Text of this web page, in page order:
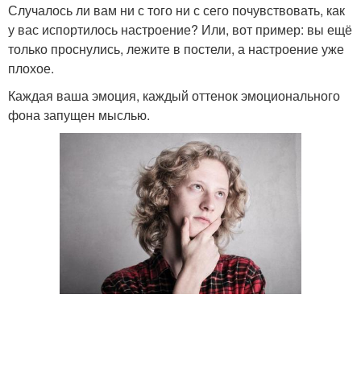
Случалось ли вам ни с того ни с сего почувствовать, как
у вас испортилось настроение? Или, вот пример: вы ещё
только проснулись, лежите в постели, а настроение уже
плохое.
Каждая ваша эмоция, каждый оттенок эмоционального
фона запущен мыслью.